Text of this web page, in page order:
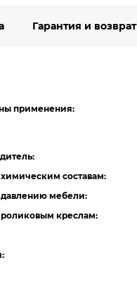
Гарантия и возврат
применения:
химическим составам:
давлению мебели:
роликовым креслам: